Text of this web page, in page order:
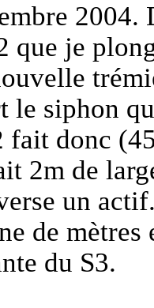
2004.
que je
le siphon
fait donc
2m de
un
de mètres
du S3.